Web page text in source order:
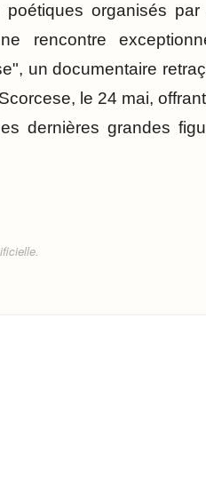
organisés par
rencontre
un documentaire
le 24 mai,
dernières grandes